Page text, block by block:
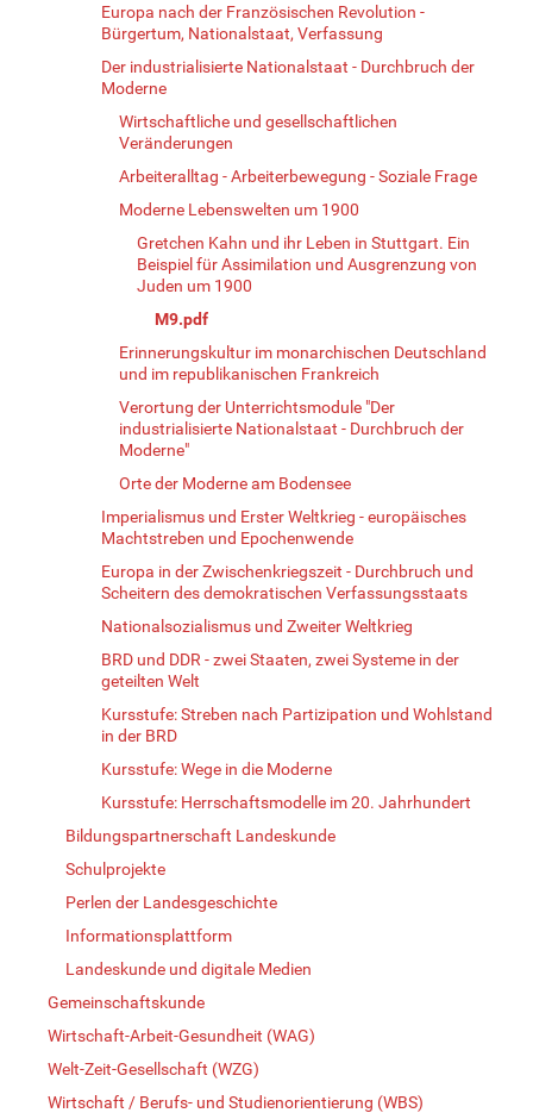
Europa nach der Französischen Revolution -
Bürgertum, Nationalstaat, Verfassung
Der industrialisierte Nationalstaat - Durchbruch der
Moderne
Wirtschaftliche und gesellschaftlichen
Veränderungen
Arbeiteralltag - Arbeiterbewegung - Soziale Frage
Moderne Lebenswelten um 1900
Gretchen Kahn und ihr Leben in Stuttgart. Ein
Beispiel für Assimilation und Ausgrenzung von
Juden um 1900
M9.pdf
Erinnerungskultur im monarchischen Deutschland
und im republikanischen Frankreich
Verortung der Unterrichtsmodule "Der
industrialisierte Nationalstaat - Durchbruch der
Moderne"
Orte der Moderne am Bodensee
Imperialismus und Erster Weltkrieg - europäisches
Machtstreben und Epochenwende
Europa in der Zwischenkriegszeit - Durchbruch und
Scheitern des demokratischen Verfassungsstaats
Nationalsozialismus und Zweiter Weltkrieg
BRD und DDR - zwei Staaten, zwei Systeme in der
geteilten Welt
Kursstufe: Streben nach Partizipation und Wohlstand
in der BRD
Kursstufe: Wege in die Moderne
Kursstufe: Herrschaftsmodelle im 20. Jahrhundert
Bildungspartnerschaft Landeskunde
Schulprojekte
Perlen der Landesgeschichte
Informationsplattform
Landeskunde und digitale Medien
Gemeinschaftskunde
Wirtschaft-Arbeit-Gesundheit (WAG)
Welt-Zeit-Gesellschaft (WZG)
Wirtschaft / Berufs- und Studienorientierung (WBS)